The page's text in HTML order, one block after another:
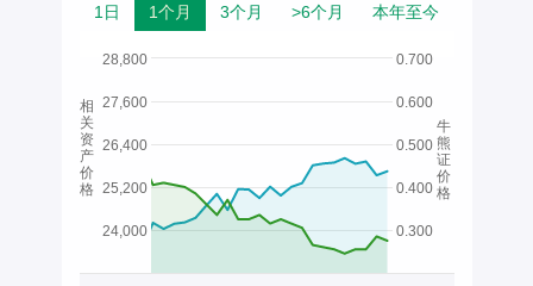
1日 1个月 3个月 >6个月 本年至今
24,000
26,400
28,800
25,200
27,600 0.600
0.300
0.400
0.500
0.700
相
关
资
产
价
格
牛
熊
证
价
格